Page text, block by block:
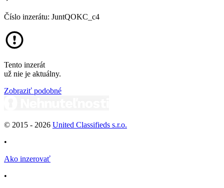
Číslo inzerátu: JuntQOKC_c4
Tento inzerát
už nie je aktuálny.
Zobraziť podobné
© 2015 - 2026 United Classifieds s.r.o.
•
Ako inzerovať
•